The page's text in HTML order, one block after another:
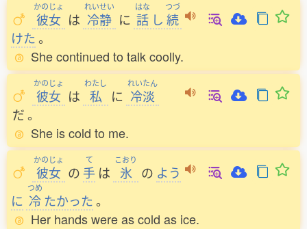
かのじょ
彼女 は
れいせい
冷静 に
はな
話 し
つづ
続
けた。
She continued to talk coolly.
かのじょ
彼女 は
わたし
私 に
れいたん
冷淡
だ。
She is cold to me.
かのじょ
彼女 の
て
手 は
こおり
氷 の よう
に
つめ
冷たかった。
Her hands were as cold as ice.